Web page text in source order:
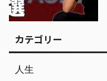
カテゴリー
人生